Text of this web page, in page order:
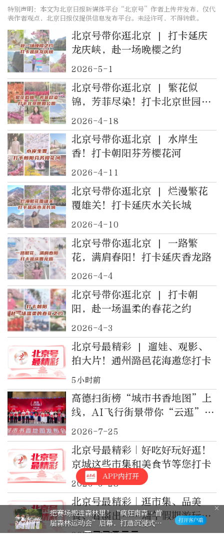
特别声明：本文为北京日报新媒体平台“北京号”作者上传并发布，仅代
表作者观点，北京日报仅提供信息发布平台。未经许可，不得转载。
北京号带你逛北京 | 打卡延庆
龙庆峡，赴一场晚樱之约
2026-5-1
北京号带你逛北京 | 繁花似
锦，芳菲尽染！打卡北京世园公
园
2026-4-18
北京号带你逛北京 | 水岸生
香！打卡朝阳芬芳樱花河
2026-4-11
北京号带你逛北京 | 烂漫繁花
覆雄关！打卡延庆水关长城
2026-4-10
北京号带你逛北京 | 一路繁
花，满肩春阳！打卡延庆香龙路
2026-4-4
北京号带你逛北京 | 打卡朝
阳，赴一场温柔的春花之约
2026-4-3
北京号最精彩 | 遛娃、观影、
拍大片！通州潞邑花海邀您打卡
5小时前
高德扫街榜“城市书香地图”上
线，AI飞行街景带你“云逛”北
京胡同书店
2026-7-25
北京号最精彩｜好吃好玩好逛！
京城这些市集和美食节等您打卡
2026-6-28
北京号最精彩｜逛市集、品美
食、看演出……端午假期游玩攻
略来了
2026-6-20
APP内打开
把赛场搬进森林里！“疯狂南森・首
届森林运动会”启幕，打造沉浸式森
系运动新场景